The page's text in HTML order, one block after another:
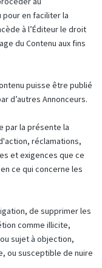
en faciliter la
à l’Éditeur le droit
du Contenu aux fins
puisse être publié
d’autres Annonceurs.
par la présente la
réclamations,
et exigences que ce
ce qui concerne les
de supprimer les
comme illicite,
sujet à objection,
ou susceptible de nuire